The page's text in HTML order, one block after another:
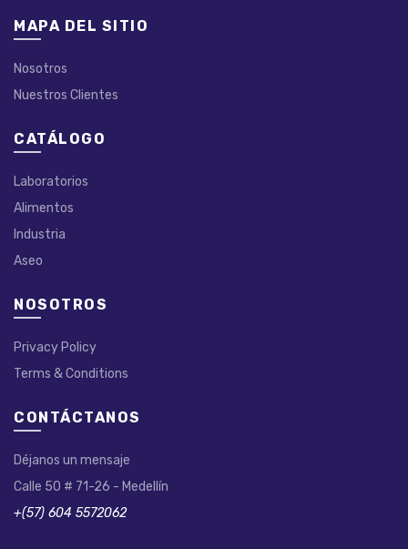
MAPA DEL SITIO
Nosotros
Nuestros Clientes
CATÁLOGO
Laboratorios
Alimentos
Industria
Aseo
NOSOTROS
Privacy Policy
Terms & Conditions
CONTÁCTANOS
Déjanos un mensaje
Calle 50 # 71-26 - Medellín
+(57) 604 5572062